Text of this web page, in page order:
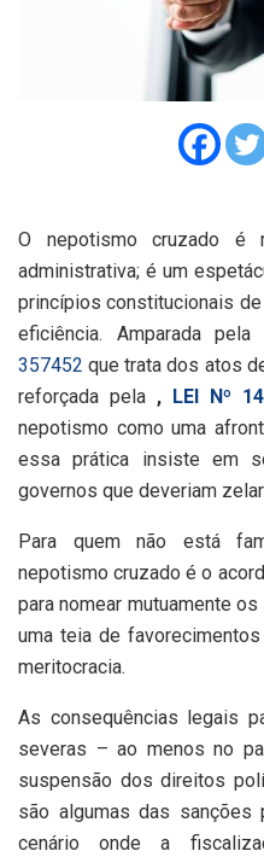
O nepotismo cruzado é
administrativa; é um
princípios constitucionais
eficiência. Amparada
357452que trata dos atos
reforçada pela , LEI Nº
nepotismo como uma
essa prática insiste em
governos que deveriam
Para quem não está
nepotismo cruzado é o
para nomear mutuamente
uma teia de
meritocracia.
As consequências legais
severas – ao menos no
suspensão dos direitos
são algumas das sanções
cenário onde a